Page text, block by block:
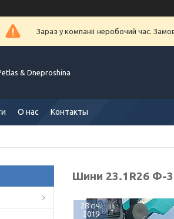
Зараз у компанії неробочий час.
& Dneproshina
О нас Контакты
Шини 23.1R26 Ф-
28 січ.
2019